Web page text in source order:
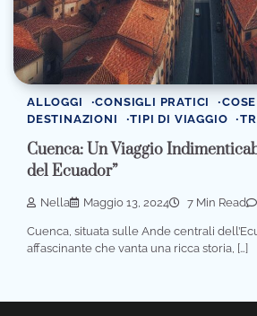
ALLOGGI CONSIGLI PRATICI
DESTINAZIONI
TIPI DI VIAGGIO
Cuenca: Un Viaggio
del Ecuador”
Nella Maggio 13, 2024 7 Min Read
Cuenca, situata sulle Ande centrali
affascinante che vanta una ricca storia, […]